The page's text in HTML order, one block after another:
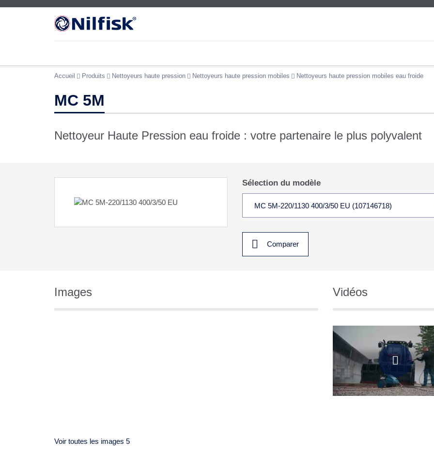
Accueil Produits Nettoyeurs haute pression Nettoyeurs haute pression mobiles Nettoyeurs haute pression mobiles eau froide
MC 5M
Nettoyeur Haute Pression eau froide : votre partenaire le plus polyvalent
Sélection du modèle
Comparer
Images
Voir toutes les images 5
Vidéos
